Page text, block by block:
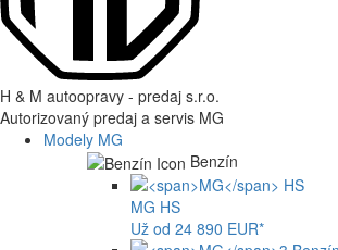
H & M autoopravy - predaj s.r.o.
Autorizovaný predaj a servis MG
Modely MG
Benzín
MG HS
Už od 24 890 EUR*